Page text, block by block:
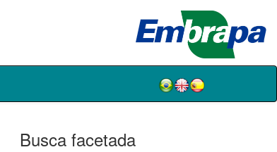
Busca facetada